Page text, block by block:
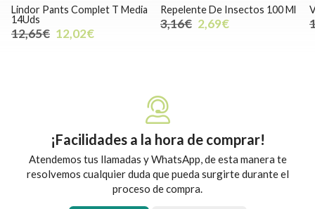
Repelente De Insectos 100 Ml
3,16€
Vagisil Hidratante Interno
11,21€ 10,65€
¡Facilidades a la hora de comprar!
Atendemos tus llamadas y WhatsApp, de esta manera te
resolvemos cualquier duda que pueda surgirte durante el
proceso de compra.